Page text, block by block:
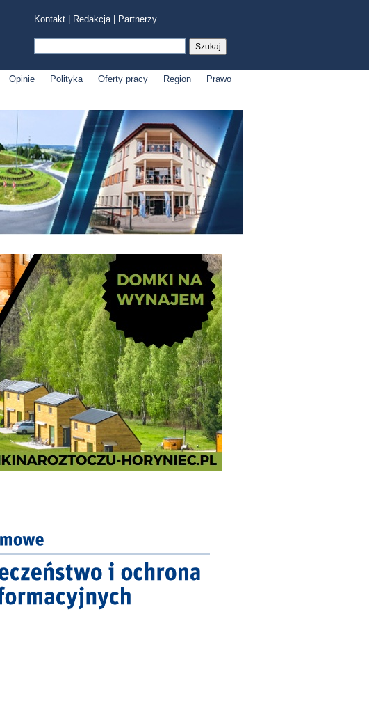
Kontakt Redakcja| Partnerzy
Opinie Polityka Oferty pracy Region
Prawo